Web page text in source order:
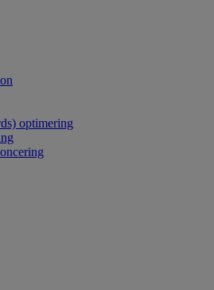
optimering